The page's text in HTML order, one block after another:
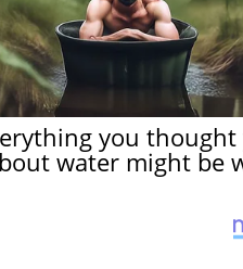
you thought
water might be